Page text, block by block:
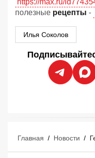
полезные рецепты -
Илья Соколов
Главная / Новости /